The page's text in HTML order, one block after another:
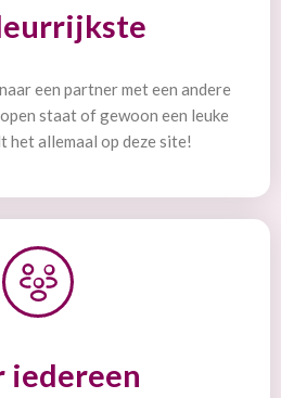
een partner met een andere
staat of gewoon een leuke
het allemaal op deze site!
iedereen